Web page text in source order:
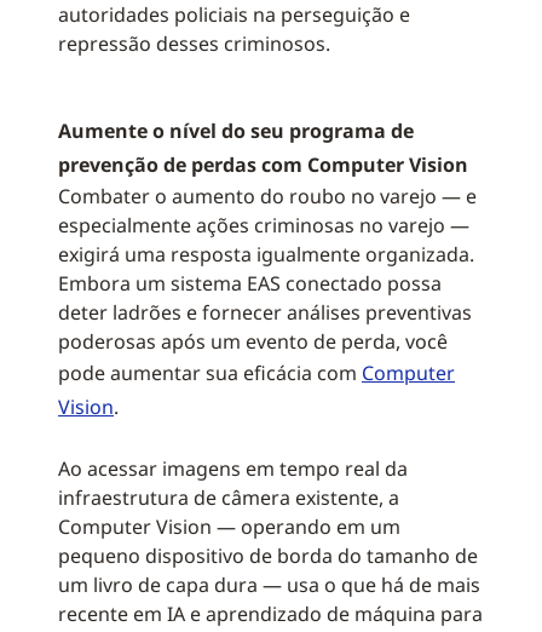
autoridades policiais na perseguição e
repressão desses criminosos.
Aumente o nível do seu programa de
prevenção de perdas com Computer Vision
Combater o aumento do roubo no varejo — e
especialmente ações criminosas no varejo —
exigirá uma resposta igualmente organizada.
Embora um sistema EAS conectado possa
deter ladrões e fornecer análises preventivas
poderosas após um evento de perda, você
pode aumentar sua eficácia com Computer
Vision.
Ao acessar imagens em tempo real da
infraestrutura de câmera existente, a
Computer Vision — operando em um
pequeno dispositivo de borda do tamanho de
um livro de capa dura — usa o que há de mais
recente em IA e aprendizado de máquina para